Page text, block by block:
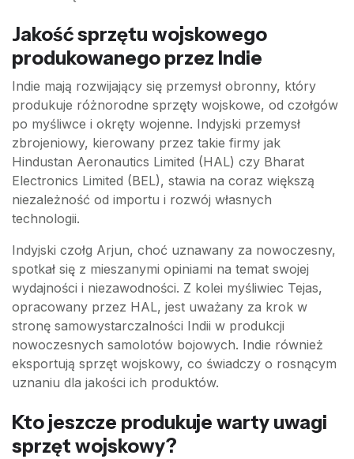
Jakość sprzętu wojskowego
produkowanego przez Indie
Indie mają rozwijający się przemysł obronny, który
produkuje różnorodne sprzęty wojskowe, od czołgów
po myśliwce i okręty wojenne. Indyjski przemysł
zbrojeniowy, kierowany przez takie firmy jak
Hindustan Aeronautics Limited (HAL) czy Bharat
Electronics Limited (BEL), stawia na coraz większą
niezależność od importu i rozwój własnych
technologii.
Indyjski czołg Arjun, choć uznawany za nowoczesny,
spotkał się z mieszanymi opiniami na temat swojej
wydajności i niezawodności. Z kolei myśliwiec Tejas,
opracowany przez HAL, jest uważany za krok w
stronę samowystarczalności Indii w produkcji
nowoczesnych samolotów bojowych. Indie również
eksportują sprzęt wojskowy, co świadczy o rosnącym
uznaniu dla jakości ich produktów.
Kto jeszcze produkuje warty uwagi
sprzęt wojskowy?